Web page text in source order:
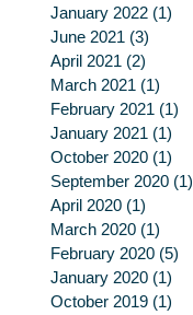
January 2022 (1)
June 2021 (3)
April 2021 (2)
March 2021 (1)
February 2021 (1)
January 2021 (1)
October 2020 (1)
September 2020 (1)
April 2020 (1)
March 2020 (1)
February 2020 (5)
January 2020 (1)
October 2019 (1)